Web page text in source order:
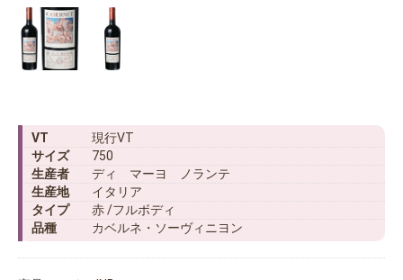
VT
現行VT
サイズ
750
生産者
ディ マーヨ ノランテ
生産地
イタリア
タイプ
赤 /フルボディ
品種
カベルネ・ソーヴィニヨン